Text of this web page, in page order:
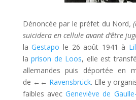
Dénoncée par le préfet du Nord, (
suicidera en cellule avant d’être
laGestapo le 26 août 1941 à
laprison de Loos, elle est
allemandes puis déportée en
de ←← Ravensbrück. Elle y
faibles avecGeneviève de